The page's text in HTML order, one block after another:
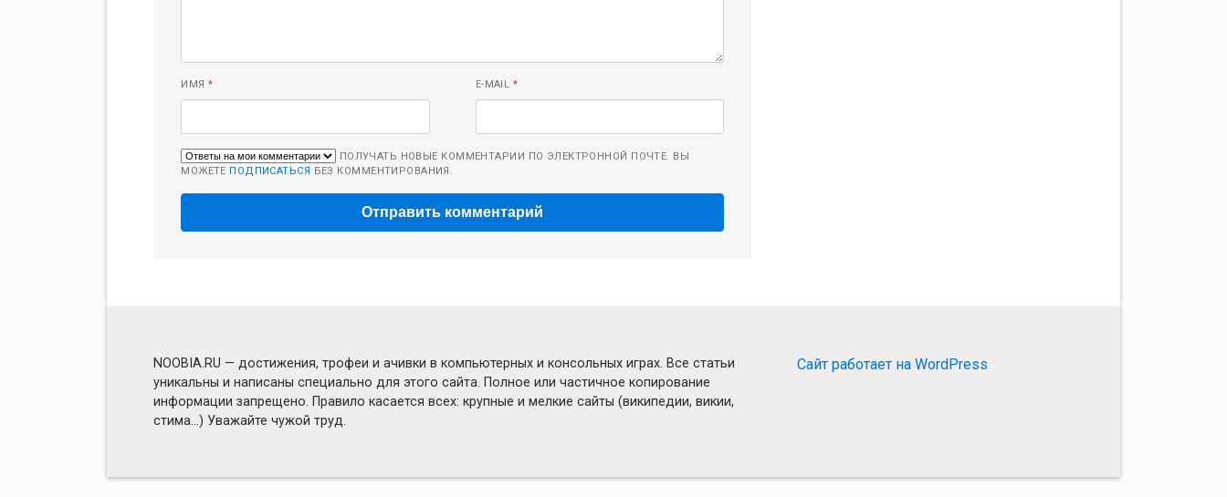
ИМЯ * E-MAIL *
ПОЛУЧАТЬ НОВЫЕ КОММЕНТАРИИ ПО ЭЛЕКТРОННОЙ ПОЧТЕ. ВЫ
МОЖЕТЕ ПОДПИСАТЬСЯ БЕЗ КОММЕНТИРОВАНИЯ.
NOOBIA.RU — достижения, трофеи и ачивки в компьютерных и консольных играх. Все статьи
уникальны и написаны специально для этого сайта. Полное или частичное копирование
информации запрещено. Правило касается всех: крупные и мелкие сайты (википедии, викии,
стима...) Уважайте чужой труд.
Сайт работает на WordPress